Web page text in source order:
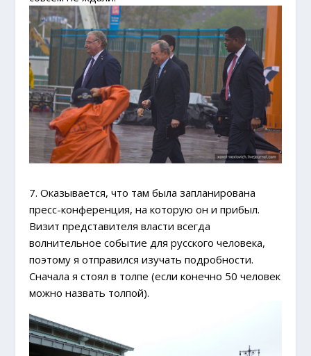
7. Оказывается, что там была запланирована
пресс-конференция, на которую он и прибыл.
Визит представителя власти всегда
волнительное событие для русского человека,
поэтому я отправился изучать подробности.
Сначала я стоял в толпе (если конечно 50 человек
можно назвать толпой).